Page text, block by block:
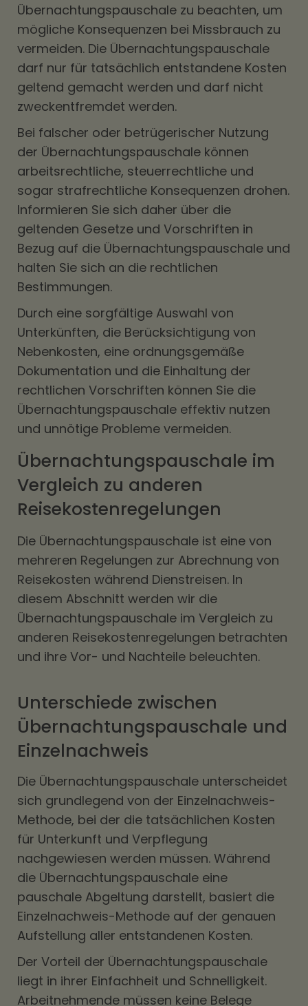
Übernachtungspauschale zu beachten, um
mögliche Konsequenzen bei Missbrauch zu
vermeiden. Die Übernachtungspauschale
darf nur für tatsächlich entstandene Kosten
geltend gemacht werden und darf nicht
zweckentfremdet werden.
Bei falscher oder betrügerischer Nutzung
der Übernachtungspauschale können
arbeitsrechtliche, steuerrechtliche und
sogar strafrechtliche Konsequenzen drohen.
Informieren Sie sich daher über die
geltenden Gesetze und Vorschriften in
Bezug auf die Übernachtungspauschale und
halten Sie sich an die rechtlichen
Bestimmungen.
Durch eine sorgfältige Auswahl von
Unterkünften, die Berücksichtigung von
Nebenkosten, eine ordnungsgemäße
Dokumentation und die Einhaltung der
rechtlichen Vorschriften können Sie die
Übernachtungspauschale effektiv nutzen
und unnötige Probleme vermeiden.
Übernachtungspauschale im
Vergleich zu anderen
Reisekostenregelungen
Die Übernachtungspauschale ist eine von
mehreren Regelungen zur Abrechnung von
Reisekosten während Dienstreisen. In
diesem Abschnitt werden wir die
Übernachtungspauschale im Vergleich zu
anderen Reisekostenregelungen betrachten
und ihre Vor- und Nachteile beleuchten.
Unterschiede zwischen
Übernachtungspauschale und
Einzelnachweis
Die Übernachtungspauschale unterscheidet
sich grundlegend von der Einzelnachweis-
Methode, bei der die tatsächlichen Kosten
für Unterkunft und Verpflegung
nachgewiesen werden müssen. Während
die Übernachtungspauschale eine
pauschale Abgeltung darstellt, basiert die
Einzelnachweis-Methode auf der genauen
Aufstellung aller entstandenen Kosten.
Der Vorteil der Übernachtungspauschale
liegt in ihrer Einfachheit und Schnelligkeit.
Arbeitnehmende müssen keine Belege